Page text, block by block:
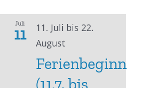
Juli
11 11. Juli bis 22.
August
Ferienbeginn
(11.7. bis